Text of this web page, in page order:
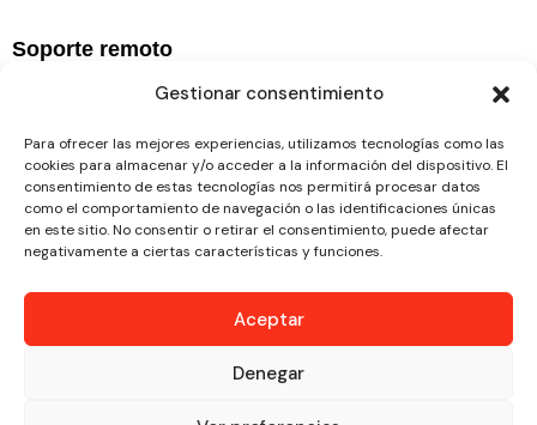
Gestionar consentimiento
Para ofrecer las mejores experiencias, utilizamos tecnologías como las
cookies para almacenar y/o acceder a la información del dispositivo. El
consentimiento de estas tecnologías nos permitirá procesar datos
como el comportamiento de navegación o las identificaciones únicas
en este sitio. No consentir o retirar el consentimiento, puede afectar
negativamente a ciertas características y funciones.
Aceptar
Denegar
Soporte remoto